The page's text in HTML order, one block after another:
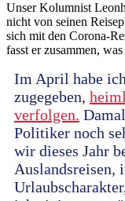
Unser Kolumnist
nicht von seinen
sich mit den Corona-
fasst er zusammen,
Im April habe
zugegeben,
verfolgen.
Politiker noch
wir dieses Jahr
Auslandsreisen,